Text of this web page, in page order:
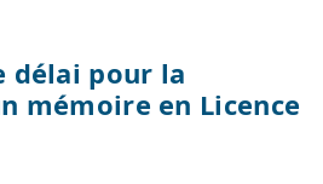
délai pour la
mémoire en Licence